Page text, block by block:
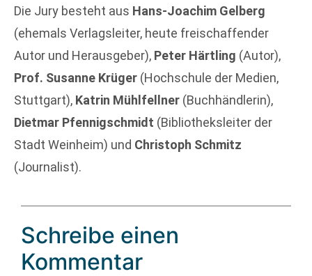
Die Jury besteht aus Hans-Joachim Gelberg
(ehemals Verlagsleiter, heute freischaffender
Autor und Herausgeber), Peter Härtling (Autor),
Prof. Susanne Krüger (Hochschule der Medien,
Stuttgart), Katrin Mühlfellner (Buchhändlerin),
Dietmar Pfennigschmidt (Bibliotheksleiter der
Stadt Weinheim) und Christoph Schmitz
(Journalist).
Schreibe einen
Kommentar